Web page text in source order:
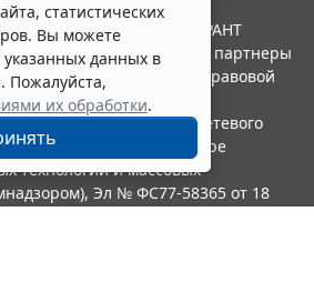
статистических
Вы можете
указанных данных в
Пожалуйста,
их обработки.
2026. Система ГАРАНТ
Компания "Гарант" и ее партнеры
Российской ассоциации правовой
в качестве сетевого
службой по надзору в сфере
технологий и массовых
Эл № ФС77-58365 от 18